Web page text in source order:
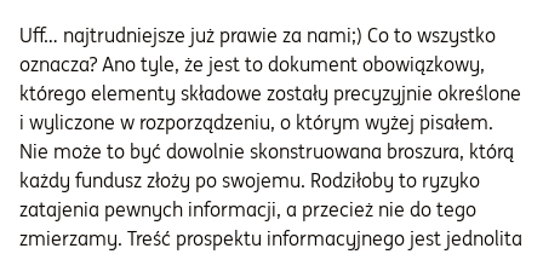
Uff… najtrudniejsze już prawie za nami;) Co to wszystko
oznacza? Ano tyle, że jest to dokument obowiązkowy,
którego elementy składowe zostały precyzyjnie określone
i wyliczone w rozporządzeniu, o którym wyżej pisałem.
Nie może to być dowolnie skonstruowana broszura, którą
każdy fundusz złoży po swojemu. Rodziłoby to ryzyko
zatajenia pewnych informacji, a przecież nie do tego
zmierzamy. Treść prospektu informacyjnego jest jednolita